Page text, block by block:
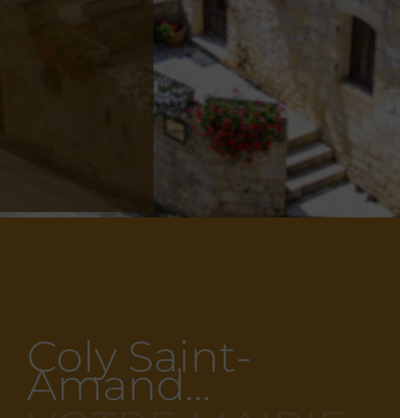
Coly Saint-
Amand…